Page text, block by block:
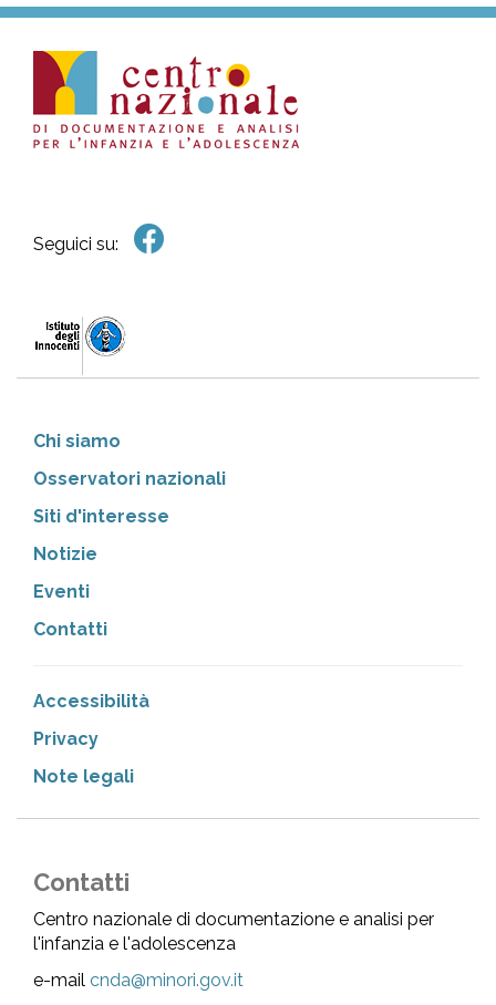
Seguici su:
Chi siamo
Osservatori nazionali
Siti d'interesse
Notizie
Eventi
Contatti
Accessibilità
Privacy
Note legali
Contatti
Centro nazionale di documentazione e analisi per
l'infanzia e l'adolescenza
e-mail cnda@minori.gov.it